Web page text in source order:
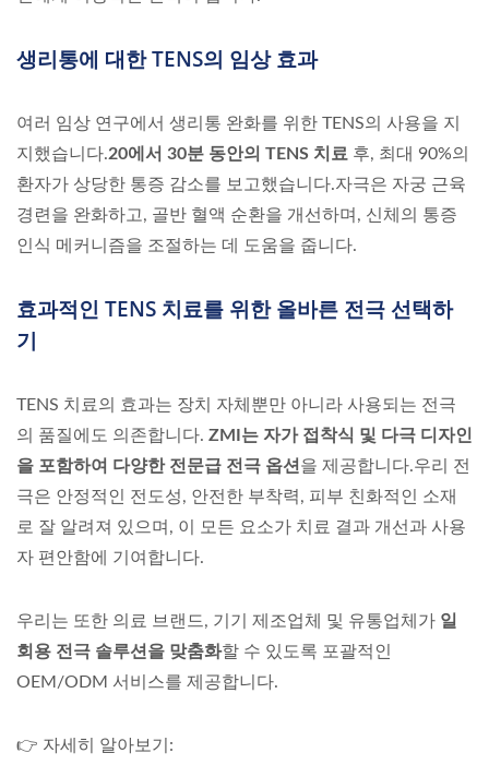
생리통에 대한 TENS의 임상 효과
여러 임상 연구에서 생리통 완화를 위한 TENS의 사용을 지
지했습니다.20에서 30분 동안의 TENS 치료 후, 최대 90%의
환자가 상당한 통증 감소를 보고했습니다.자극은 자궁 근육
경련을 완화하고, 골반 혈액 순환을 개선하며, 신체의 통증
인식 메커니즘을 조절하는 데 도움을 줍니다.
효과적인 TENS 치료를 위한 올바른 전극 선택하
기
TENS 치료의 효과는 장치 자체뿐만 아니라 사용되는 전극
의 품질에도 의존합니다. ZMI는 자가 접착식 및 다극 디자인
을 포함하여 다양한 전문급 전극 옵션 을 제공합니다.우리 전
극은 안정적인 전도성, 안전한 부착력, 피부 친화적인 소재
로 잘 알려져 있으며, 이 모든 요소가 치료 결과 개선과 사용
자 편안함에 기여합니다.
우리는 또한 의료 브랜드, 기기 제조업체 및 유통업체가 일
회용 전극 솔루션을 맞춤화할 수 있도록 포괄적인
OEM/ODM 서비스를 제공합니다.
👉 자세히 알아보기: